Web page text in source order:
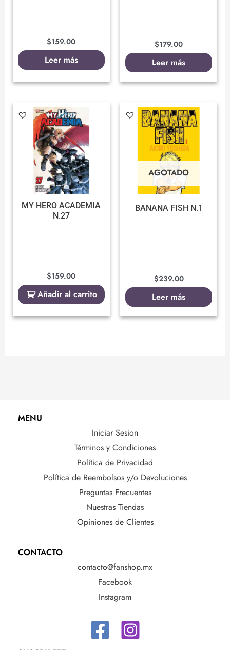
$159.00
Leer más
$179.00
Leer más
MY HERO ACADEMIA
N.27
$159.00
Añadir al carrito
AGOTADO
BANANA FISH N.1
$239.00
Leer más
MENU
Iniciar Sesion
Términos y Condiciones
Política de Privacidad
Política de Reembolsos y/o Devoluciones
Preguntas Frecuentes
Nuestras Tiendas
Opiniones de Clientes
CONTACTO
contacto@fanshop.mx
Facebook
Instagram